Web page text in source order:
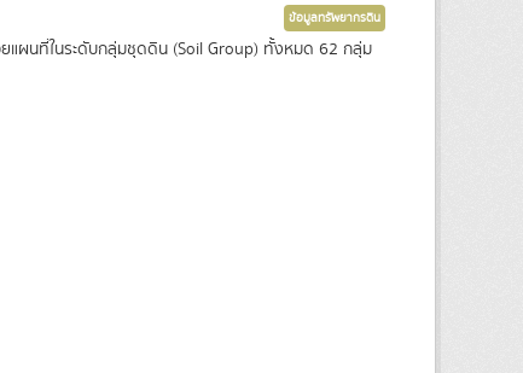
ข้อมูลทรัพยากรดิน
แผนที่ในระดับกลุ่มชุดดิน (Soil Group) ทั้งหมด 62 กลุ่ม